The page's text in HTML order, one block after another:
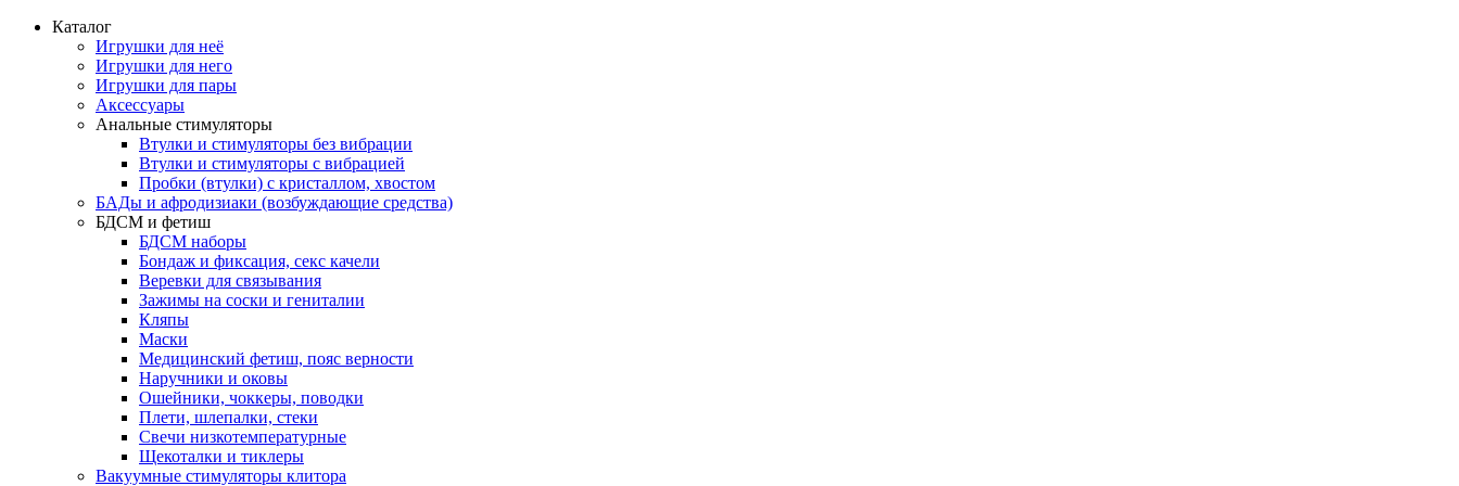
Каталог
Игрушки для неё
Игрушки для него
Игрушки для пары
Аксессуары
Анальные стимуляторы
Втулки и стимуляторы без вибрации
Втулки и стимуляторы с вибрацией
Пробки (втулки) с кристаллом, хвостом
БАДы и афродизиаки (возбуждающие средства)
БДСМ и фетиш
БДСМ наборы
Бондаж и фиксация, секс качели
Веревки для связывания
Зажимы на соски и гениталии
Кляпы
Маски
Медицинский фетиш, пояс верности
Наручники и оковы
Ошейники, чоккеры, поводки
Плети, шлепалки, стеки
Свечи низкотемпературные
Щекоталки и тиклеры
Вакуумные стимуляторы клитора